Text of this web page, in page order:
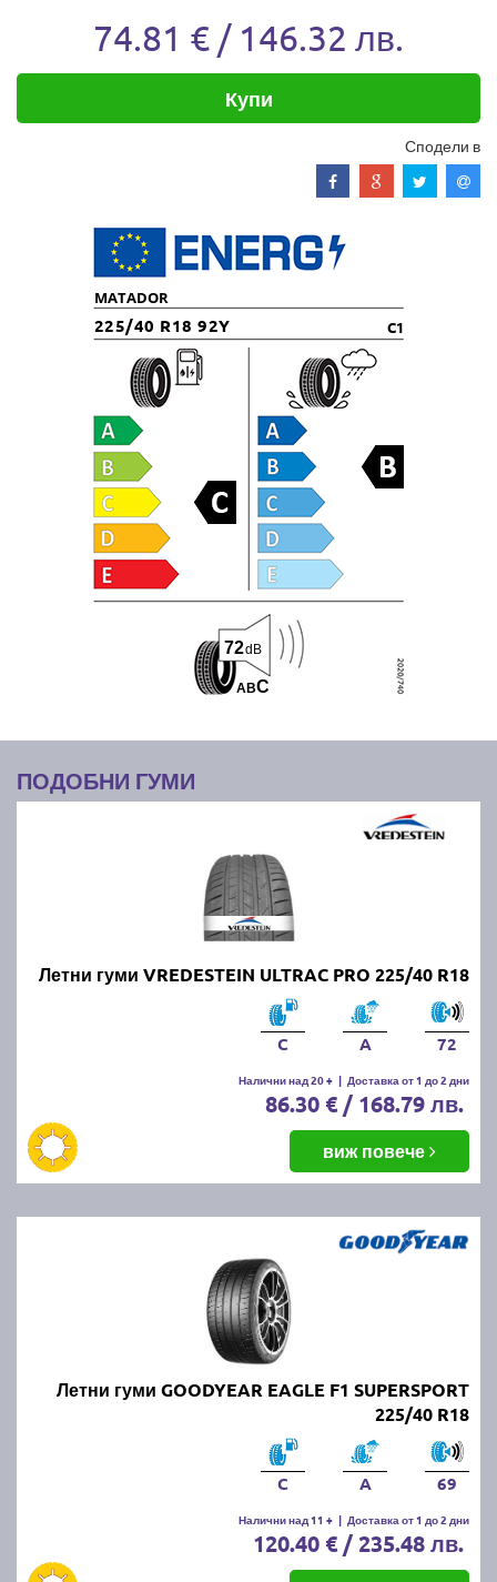
74.81 € / 146.32 лв.
Купи
Сподели в
MATADOR
225/40 R18 92Y C1
ABC
72dB
ПОДОБНИ ГУМИ
Летни гуми VREDESTEIN ULTRAC PRO 225/40 R18
C A 72
Налични над 20 + | Доставка от 1 до 2 дни
86.30 € / 168.79 лв.
виж повече
Летни гуми GOODYEAR EAGLE F1 SUPERSPORT
225/40 R18
C A 69
Налични над 11 + | Доставка от 1 до 2 дни
120.40 € / 235.48 лв.